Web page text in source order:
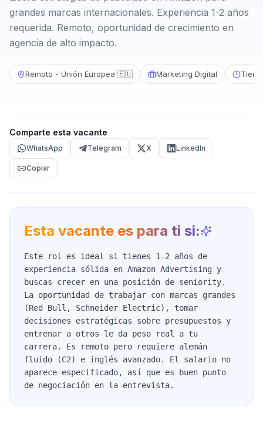
grandes marcas internacionales. Experiencia 1-2 años
requerida. Remoto, oportunidad de crecimiento en
agencia de alto impacto.
Remoto - Unión Europea 🇪🇺 Marketing Digital
Comparte esta vacante
WhatsApp Telegram X LinkedIn
Copiar
Esta vacante es para ti si:
Este rol es ideal si tienes 1-2 años de
experiencia sólida en Amazon Advertising y
buscas crecer en una posición de seniority.
La oportunidad de trabajar con marcas grandes
(Red Bull, Schneider Electric), tomar
decisiones estratégicas sobre presupuestos y
entrenar a otros le da peso real a tu
carrera. Es remoto pero requiere alemán
fluido (C2) e inglés avanzado. El salario no
aparece especificado, así que es buen punto
de negociación en la entrevista.